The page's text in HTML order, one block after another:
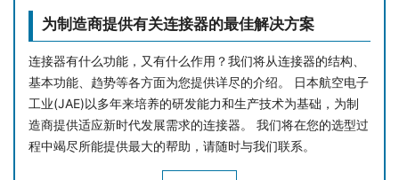
为制造商提供有关连接器的最佳解决方案
连接器有什么功能，又有什么作用？我们将从连接器的结构、
基本功能、趋势等各方面为您提供详尽的介绍。 日本航空电子
工业(JAE)以多年来培养的研发能力和生产技术为基础，为制
造商提供适应新时代发展需求的连接器。 我们将在您的选型过
程中竭尽所能提供最大的帮助，请随时与我们联系。